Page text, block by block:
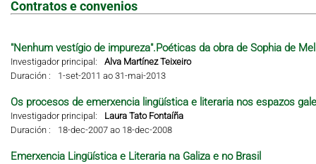
Contratos e convenios
"Nenhum vestígio de impureza".Poéticas da obra de Sophia de
Investigador principal:
Alva Martínez Teixeiro
Duración :
1-set-2011 ao 31-mai-2013
Os procesos de emerxencia lingüística e literaria nos espazos
Investigador principal:
Laura Tato Fontaíña
Duración :
18-dec-2007 ao 18-dec-2008
Emerxencia Lingüística e Literaria na Galiza e no Brasil